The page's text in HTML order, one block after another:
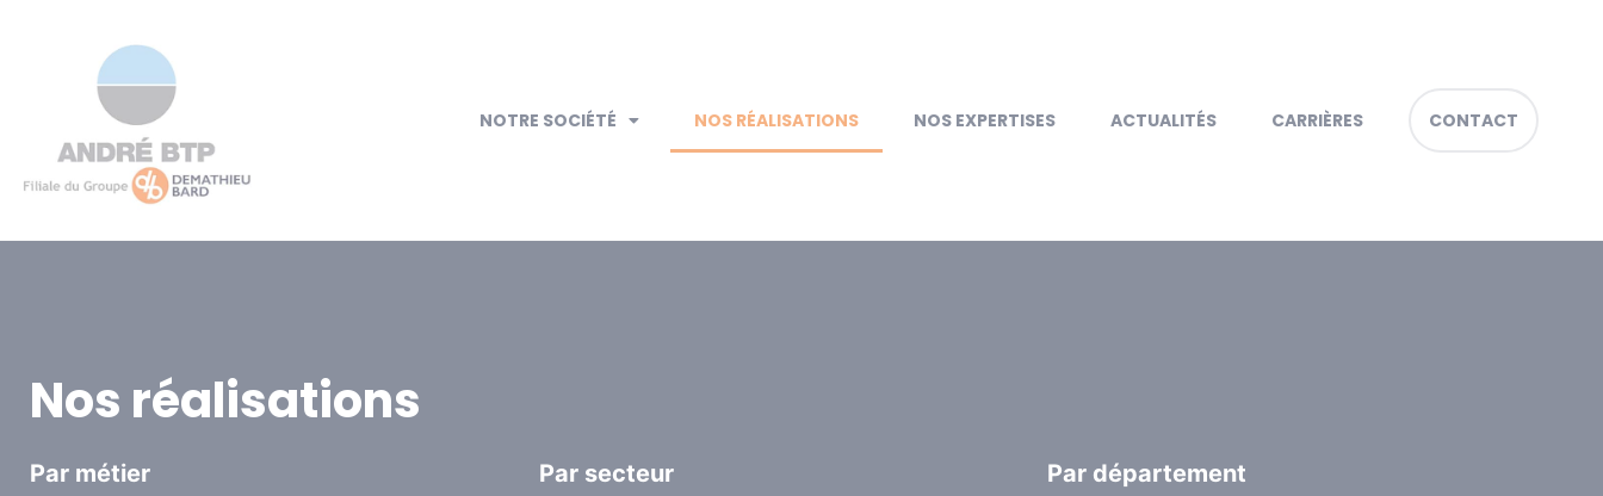
NOTRE SOCIÉTÉ NOS RÉALISATIONS NOS EXPERTISES ACTUALITÉS CARRIÈRES CONTACT
Nos réalisations
Par métier Par secteur Par département